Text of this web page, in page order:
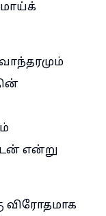
என்று
விரோதமாக